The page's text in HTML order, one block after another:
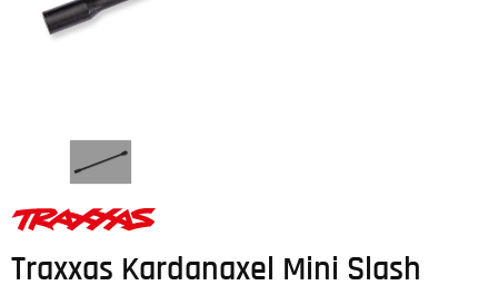
Traxxas Kardanaxel Mini Slash